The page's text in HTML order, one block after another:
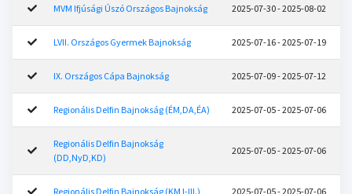
MVM Ifjúsági Úszó Országos Bajnokság 2025-07-30 - 2025-08-02
LVII. Országos Gyermek Bajnokság 2025-07-16 - 2025-07-19
IX. Országos Cápa Bajnokság 2025-07-09 - 2025-07-12
Regionális Delfin Bajnokság (ÉM,DA,ÉA) 2025-07-05 - 2025-07-06
Regionális Delfin Bajnokság
(DD,NyD,KD)
2025-07-05 - 2025-07-06
Regionális Delfin Bajnokság (KM I-III.) 2025-07-05 - 2025-07-06